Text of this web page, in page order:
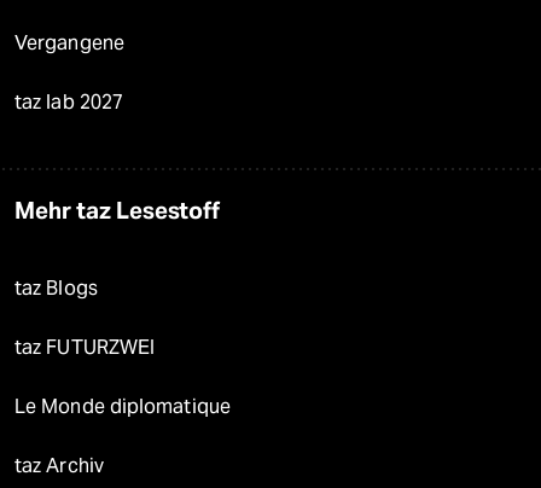
Vergangene
taz lab 2027
Mehr taz Lesestoff
taz Blogs
taz FUTURZWEI
Le Monde diplomatique
taz Archiv